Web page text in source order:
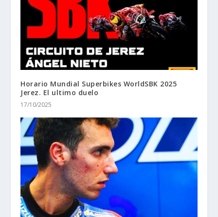
Horario Mundial Superbikes WorldSBK 2025
Jerez. El ultimo duelo
17/10/2025